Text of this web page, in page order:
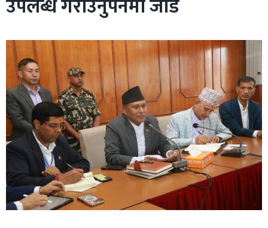
उपलब्ध गराउनुपर्नेमा जोड